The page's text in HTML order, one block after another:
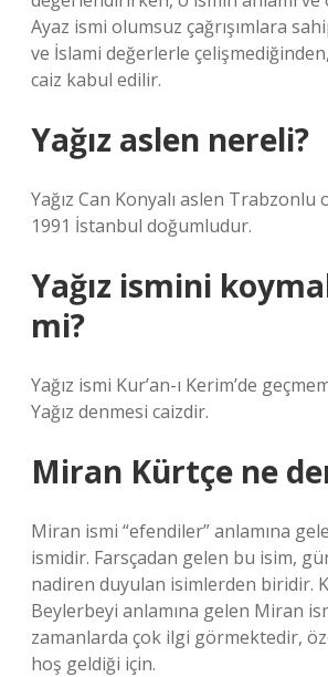
Ayaz ismi olumsuz çağrışımlara
ve İslami değerlerle
caiz kabul edilir.
Yağız aslen nereli?
Yağız Can Konyalı aslen Trabzonlu
1991 İstanbul doğumludur.
Yağız ismini
mi?
Yağız ismi Kur’an-ı Kerim’de
Yağız denmesi caizdir.
Miran Kürtçe ne
Miran ismi “efendiler” anlamına
ismidir. Farsçadan gelen bu isim,
nadiren duyulan isimlerden biridir.
Beylerbeyi anlamına gelen Miran
zamanlarda çok ilgi görmektedir,
hoş geldiği için.